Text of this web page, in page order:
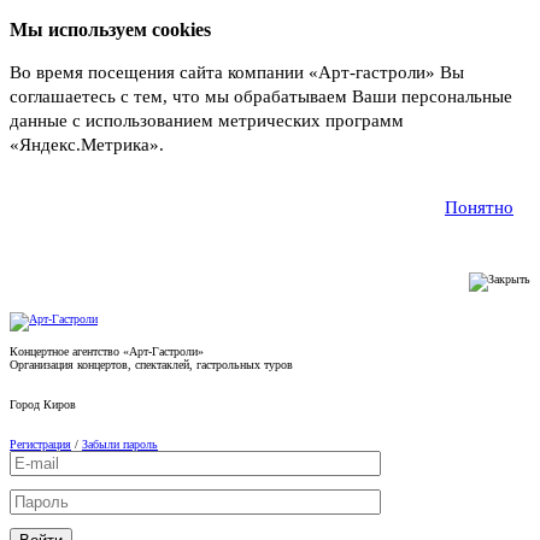
Мы используем cookies
Во время посещения сайта компании «Арт-гастроли» Вы
соглашаетесь с тем, что мы обрабатываем Ваши персональные
данные с использованием метрических программ
«Яндекс.Метрика».
Понятно
Концертное агентство «Арт-Гастроли»
Организация концертов, спектаклей, гастрольных туров
Город Киров
Регистрация / Забыли пароль